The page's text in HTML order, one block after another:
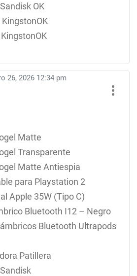
OK
26, 2026 12:34 pm
Matte
Transparente
Matte Antiespia
para Playstation 2
Apple 35W (Tipo C)
Bluetooth I12 – Negro
Bluetooth Ultrapods
Patillera